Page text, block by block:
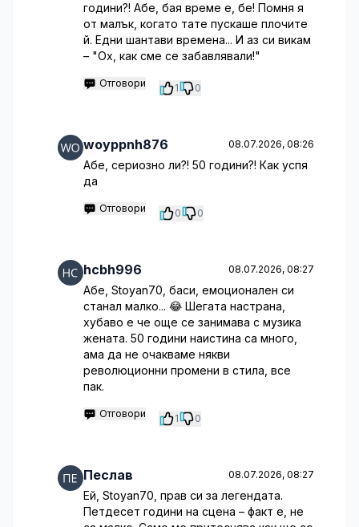
години?! Абе, бая време е, бе! Помня я
от малък, когато тате пускаше плочите
й. Едни шантави времена... И аз си викам
– "Ох, как сме се забавлявали!"
Отговори 1 0
woyppnh876 08.07.2026, 08:26
Абе, сериозно ли?! 50 години?! Как успя
да
Отговори 0 0
hcbh996 08.07.2026, 08:27
Абе, Stoyan70, баси, емоционален си
станал малко... 😂 Шегата настрана,
хубаво е че още се занимава с музика
жената. 50 години наистина са много,
ама да не очакваме някви
революционни промени в стила, все
пак.
Отговори 1 0
Песлав 08.07.2026, 08:27
Ей, Stoyan70, прав си за легендата.
Петдесет години на сцена – факт е, не